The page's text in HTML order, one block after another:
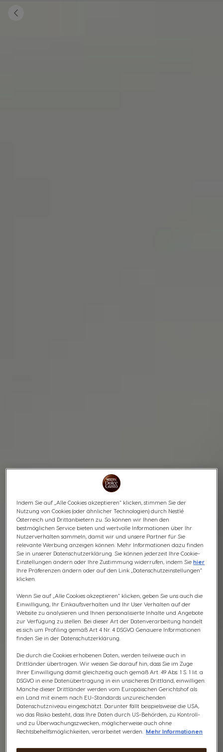
Indem Sie auf „Alle Cookies akzeptieren“ klicken, stimmen Sie der
Nutzung von Cookies (oder ähnlicher Technologien) durch Nestlé
Österreich und Drittanbietern zu. So können wir Ihnen den
bestmöglichen Service bieten und wertvolle Informationen über Ihr
Nutzerverhalten sammeln, damit wir und unsere Partner für Sie
relevante Werbung anzeigen können. Mehr Informationen dazu finden
Sie in unserer Datenschutzerklärung. Sie können jederzeit Ihre Cookie-
Einstellungen ändern oder Ihre Zustimmung widerrufen, indem Siehier
Ihre Präferenzen ändern oder auf den Link „Datenschutzeinstellungen“
klicken.
Wenn Sie auf „Alle Cookies akzeptieren“ klicken, geben Sie uns auch die
Einwilligung, Ihr Einkaufsverhalten und Ihr User Verhalten auf der
Website zu analysieren und Ihnen personalisierte Inhalte und Angebote
zur Verfügung zu stellen. Bei dieser Art der Datenverarbeitung handelt
es sich um Profiling gemäß Art 4 Nr. 4 DSGVO. Genauere Informationen
finden Sie in der Datenschutzerklärung.
Die durch die Cookies erhobenen Daten, werden teilweise auch in
Drittländer übertragen. Wir weisen Sie darauf hin, dass Sie im Zuge
Ihrer Einwilligung damit gleichzeitig auch gemäß Art. 49 Abs. 1 S. 1 lit. a
DSGVO in eine Datenübertragung in ein unsicheres Drittland, einwilligen.
Manche dieser Drittländer werden vom Europäischen Gerichtshof als
ein Land mit einem nach EU-Standards unzureichenden
Datenschutzniveau eingeschätzt. Darunter fällt beispielsweise die USA,
wo das Risiko besteht, dass Ihre Daten durch US-Behörden, zu Kontroll-
und zu Überwachungszwecken, möglicherweise auch ohne
Rechtsbehelfsmöglichkeiten, verarbeitet werden.
Mehr Informationen